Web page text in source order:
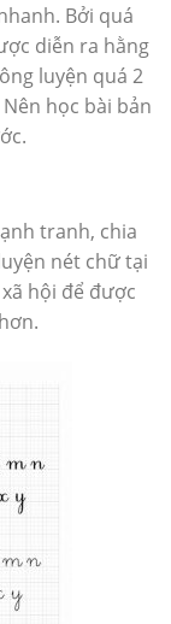
Bởi quá
diễn ra hằng
luyện quá 2
học bài bản
tranh, chia
nét chữ tại
hội để được